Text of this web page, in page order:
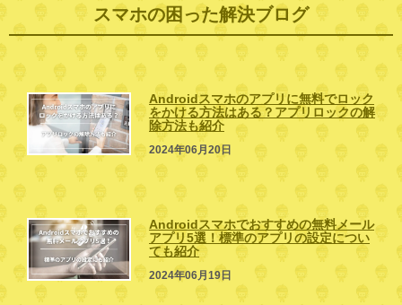
スマホの困った解決ブログ
Androidスマホのアプリに無料でロック
をかける方法はある？アプリロックの解
除方法も紹介
2024年06月20日
Androidスマホでおすすめの無料メール
アプリ5選！標準のアプリの設定につい
ても紹介
2024年06月19日